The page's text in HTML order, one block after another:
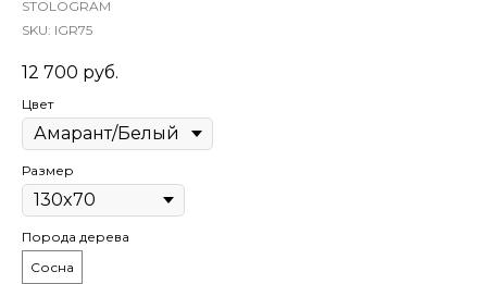
STOLOGRAM
SKU: IGR75
12 700 руб.
Цвет
Размер
Порода дерева
Сосна